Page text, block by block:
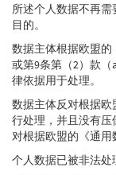
所述个人数据不再
目的。
数据主体根据欧盟的
或第9条第（2）款
律依据用于处理。
数据主体反对根据
行处理，并且没有
对根据欧盟的《通用
个人数据已被非法处